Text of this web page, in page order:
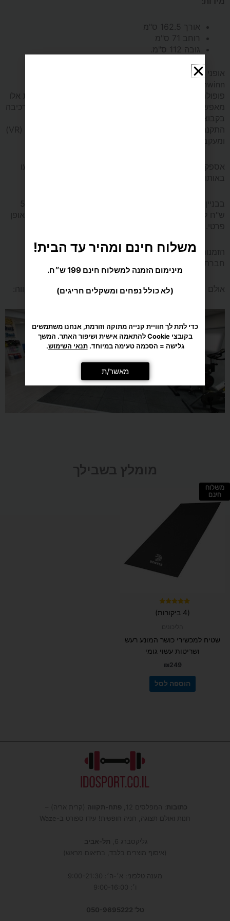
אורך 162.5 ס"מ
רוחב 71 ס"מ
גובה 112 ס"מ.
פופולריות כגון: Explore the world, Zwift ועוד. אפליקציות אלו
מאפשרות רכיבה בהדמיית נופים מרהיבים ברחבי העולם, רכיבה
בקבוצות משותפות בזמן אמת, תחרויות עם רוכבים אחרים
התקנה מהירה בסמארטפון/טאבלט/משקפי מציאות מדומה (VR)
ומעקב נתונים Online.
באותו מועד.
בבניין ללא מעלית מקומה 2 ומעלה יש תוספת הובלה של 50
ש"ח לכל קומה. מעל קומה 4 ללא מעלית, יש להזמין מנוף באופן
פרטי.
הזמנות לאילת והערבה יעשו בתיאום טלפוני בלבד עם
חברת עידו ספורט.
אולם התצוגה המהמם שלנו ברחוב המפלסים 12, פתח-תקווה:
מומלץ בשבילך
משלוח
חינם
5.00
(4 ביקורות)
שטיח למכשירי כושר המונע רעש
ושריטות עשוי גומי
₪249
הוספה לסל
כתובות : המפלסים 12, פתח-תקווה (קרית אריה) –
חנות ואולם תצוגה, חניה חופשית! עידו ספורט ב-Waze
גליקסברג 6,
תל-אביב
(איסוף מוצרים בלבד, בתיאום מראש)
מענה טלפוני: א׳-ה׳: 9:00-21:30
ו׳: 9:00-16:00
טל' 050-9695222
מינימום הזמנה למשלוח חינם 199 ש״ח.
(לא כולל נפחים ומשקלים חריגים)
גלישה = הסכמה טעימה במיוחד.תנאי השימוש.